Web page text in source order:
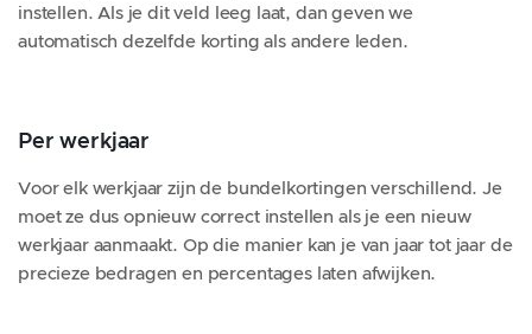
instellen. Als je dit veld leeg laat, dan geven we
automatisch dezelfde korting als andere leden.
Per werkjaar
Voor elk werkjaar zijn de bundelkortingen verschillend. Je
moet ze dus opnieuw correct instellen als je een nieuw
werkjaar aanmaakt. Op die manier kan je van jaar tot jaar de
precieze bedragen en percentages laten afwijken.